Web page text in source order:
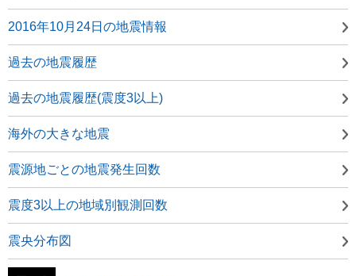
2016年10月24日の地震情報
過去の地震履歴
過去の地震履歴(震度3以上)
海外の大きな地震
震源地ごとの地震発生回数
震度3以上の地域別観測回数
震央分布図